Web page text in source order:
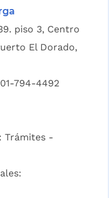
piso 3, Centro
El Dorado,
794-4492
Trámites -